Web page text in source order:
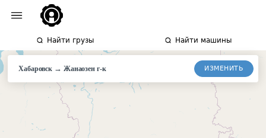
Найти грузы Найти машины
Хабаровск → Жанаозен г-к ИЗМЕНИТЬ